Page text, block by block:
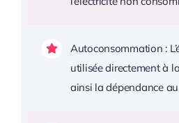
Autoconsommation :
utilisée directement à
ainsi la dépendance